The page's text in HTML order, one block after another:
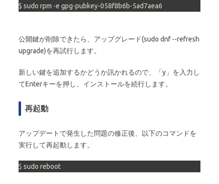
$ sudo rpm -e gpg-pubkey-058f8b6b-5ad7aea6
公開鍵が削除できたら、アップグレード(sudo dnf --refresh
upgrade)を再試行します。
新しい鍵を追加するかどうか訊かれるので、「y」を入力し
てEnterキーを押し、インストールを続行します。
再起動
アップデートで発生した問題の修正後、以下のコマンドを
実行して再起動します。
$ sudo reboot